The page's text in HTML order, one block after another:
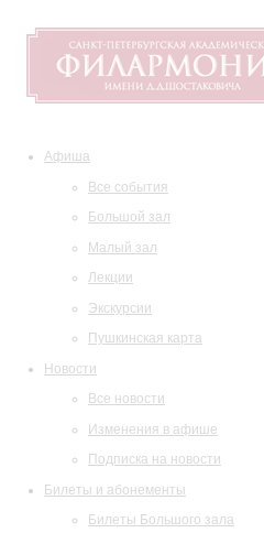
Афиша
Все события
Большой зал
Малый зал
Лекции
Экскурсии
Пушкинская карта
Новости
Все новости
Изменения в афише
Подписка на новости
Билеты и абонементы
Билеты Большого зала